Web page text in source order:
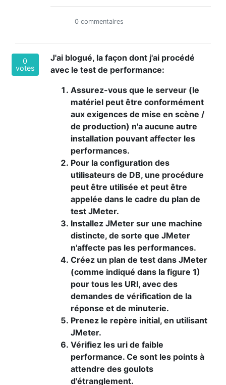
0 commentaires
0
votes
J'ai blogué, la façon dont j'ai procédé
avec le test de performance:
Assurez-vous que le serveur (le
matériel peut être conformément
aux exigences de mise en scène /
de production) n'a aucune autre
installation pouvant affecter les
performances.
Pour la configuration des
utilisateurs de DB, une procédure
peut être utilisée et peut être
appelée dans le cadre du plan de
test JMeter.
Installez JMeter sur une machine
distincte, de sorte que JMeter
n'affecte pas les performances.
Créez un plan de test dans JMeter
(comme indiqué dans la figure 1)
pour tous les URI, avec des
demandes de vérification de la
réponse et de minuterie.
Prenez le repère initial, en utilisant
JMeter.
Vérifiez les uri de faible
performance. Ce sont les points à
attendre des goulots
d'étranglement.